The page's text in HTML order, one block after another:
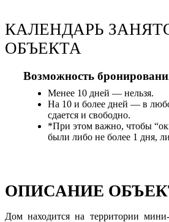
КАЛЕНДАРЬ
ОБЪЕКТА
Возможность
Менее 10 дней — нельзя.
На 10 и более дней — в
сдается и свободно.
*При этом важно, чтобы
были либо не более 1 дня,
ОПИСАНИЕ
Дом находится на территории